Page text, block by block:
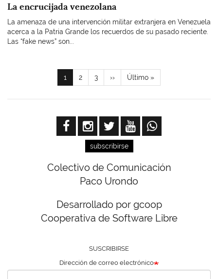
La encrucijada venezolana
La amenaza de una intervención militar extranjera en Venezuela
acerca a la Patria Grande los recuerdos de su pasado reciente.
Las “fake news” son...
Página
actual
1 Page
2 Page
3
Siguiente
página
››
Última
página
Último »
subscribirse
Colectivo de Comunicación
Paco Urondo
Desarrollado por gcoop
Cooperativa de Software Libre
SUSCRIBIRSE
Dirección de correo electrónico